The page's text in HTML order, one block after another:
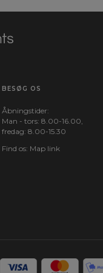
demonstration.
BESØG OS
Åbningstider:
Man - tors: 8.00-16.00,
fredag: 8.00-15.30
Find os: Map link